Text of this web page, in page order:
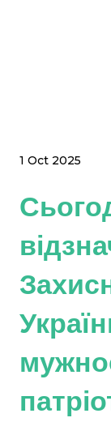
1 Oct 2025